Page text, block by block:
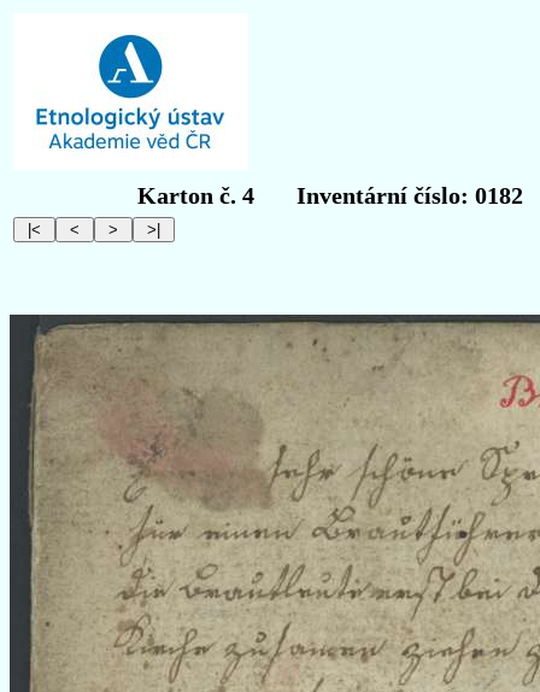
Karton č. 4 Inventární číslo: 0182